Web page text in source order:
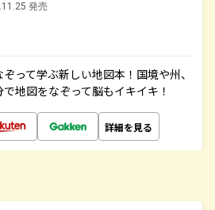
発売
って学ぶ新しい地図本！国境や州、
地図をなぞって脳もイキイキ！
詳細を見る